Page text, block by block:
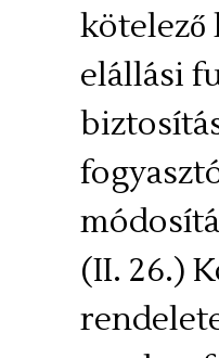
kötelező
elállási
(II. 26.)